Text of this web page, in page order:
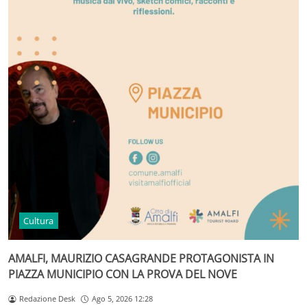
Cultura
AMALFI, MAURIZIO CASAGRANDE PROTAGONISTA IN
PIAZZA MUNICIPIO CON LA PROVA DEL NOVE
Redazione Desk Ago 5, 2026 12:28